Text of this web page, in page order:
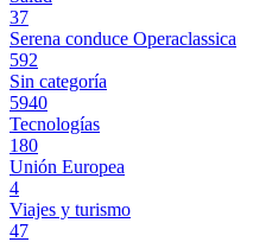
37
Serena conduce Operaclassica
592
Sin categoría
5940
Tecnologías
180
Unión Europea
4
Viajes y turismo
47